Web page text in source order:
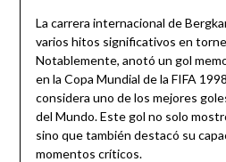
La carrera internacional de
varios hitos significativos en
Notablemente, anotó un gol
en la Copa Mundial de la FIFA
considera uno de los mejores
del Mundo. Este gol no solo
sino que también destacó su
momentos críticos.